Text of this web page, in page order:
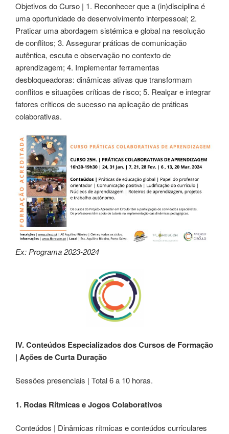
Objetivos do Curso | 1. Reconhecer que a (in)disciplina é
uma oportunidade de desenvolvimento interpessoal; 2.
Praticar uma abordagem sistémica e global na resolução
de conflitos; 3. Assegurar práticas de comunicação
autêntica, escuta e observação no contexto de
aprendizagem; 4. Implementar ferramentas
desbloqueadoras: dinâmicas ativas que transformam
conflitos e situações críticas de risco; 5. Realçar e integrar
fatores críticos de sucesso na aplicação de práticas
colaborativas.
Ex: Programa 2023-2024
IV.Conteúdos Especializadosdos Cursos de Formação
| Ações de Curta Duração
Sessões presenciais | Total 6 a 10 horas.
1. Rodas Rítmicas e Jogos Colaborativos
Conteúdos | Dinâmicas rítmicas e conteúdos curriculares